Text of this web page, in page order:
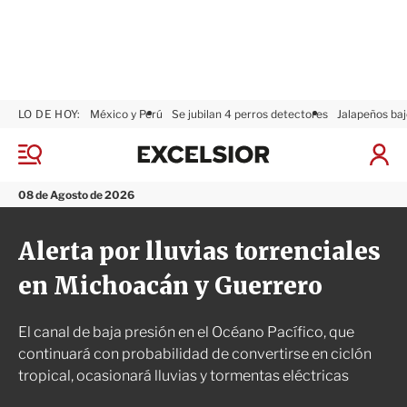
M
n
ú
08 de Agosto de 2026
LO DE HOY: México y Perú Se jubilan 4 perros detectores Jalapeños
I
a
x
l
i
o
r
Alerta por lluvias torrenciales
en Michoacán y Guerrero
El canal de baja presión en el Océano Pacífico, que
continuará con probabilidad de convertirse en ciclón
tropical, ocasionará lluvias y tormentas eléctricas